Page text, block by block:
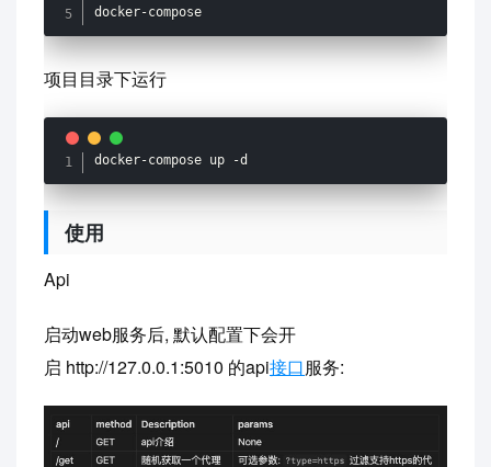
docker-compose
项目目录下运行
docker-compose up -d
使用
Api
启动web服务后, 默认配置下会开
启 http://127.0.0.1:5010 的api接口服务: